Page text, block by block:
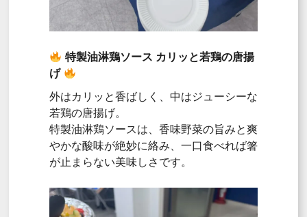
特製油淋鶏ソース カリッと若鶏の唐揚
げ
外はカリッと香ばしく、中はジューシーな
若鶏の唐揚げ。
特製油淋鶏ソースは、香味野菜の旨みと爽
やかな酸味が絶妙に絡み、一口食べれば箸
が止まらない美味しさです。